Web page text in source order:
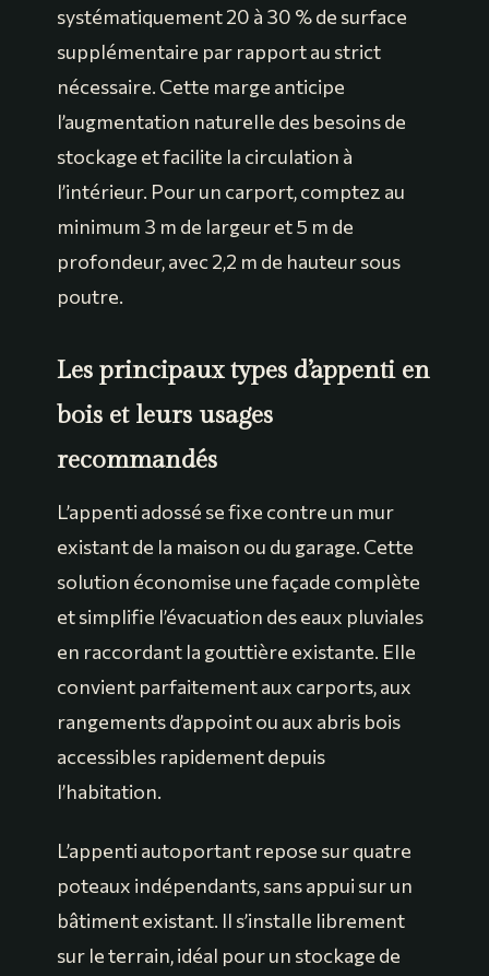
systématiquement 20 à 30 % de surface
supplémentaire par rapport au strict
nécessaire. Cette marge anticipe
l’augmentation naturelle des besoins de
stockage et facilite la circulation à
l’intérieur. Pour un carport, comptez au
minimum 3 m de largeur et 5 m de
profondeur, avec 2,2 m de hauteur sous
poutre.
Les principaux types d’appenti en
bois et leurs usages
recommandés
L’appenti adossé se fixe contre un mur
existant de la maison ou du garage. Cette
solution économise une façade complète
et simplifie l’évacuation des eaux pluviales
en raccordant la gouttière existante. Elle
convient parfaitement aux carports, aux
rangements d’appoint ou aux abris bois
accessibles rapidement depuis
l’habitation.
L’appenti autoportant repose sur quatre
poteaux indépendants, sans appui sur un
bâtiment existant. Il s’installe librement
sur le terrain, idéal pour un stockage de